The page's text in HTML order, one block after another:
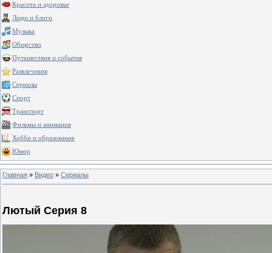
Красота и здоровье
Люди и блоги
Музыка
Общество
Путешествия и события
Развлечения
Сериалы
Спорт
Транспорт
Фильмы и анимация
Хобби и образование
Юмор
Главная » Видео » Сериалы
Лютый Серия 8